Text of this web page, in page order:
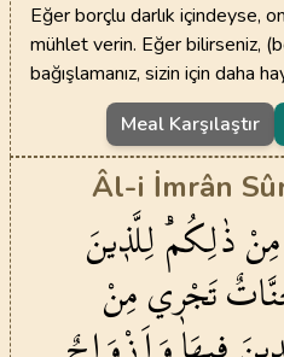
Eğer borçlu darlık içindeyse,
mühlet verin. Eğer bilirseniz,
bağışlamanız, sizin için daha
Meal Karşılaştır
Âl-i İmrân
مِنْذٰلِكُمْۜلِلَّذ۪ينَ
تَجْر۪يمِنْ